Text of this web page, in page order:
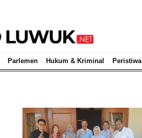
Parlemen Hukum & Kriminal Peristiwa